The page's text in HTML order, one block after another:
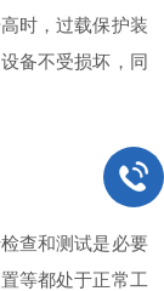
时，过载保护装
备不受损坏，同
查和测试是必要
等都处于正常工